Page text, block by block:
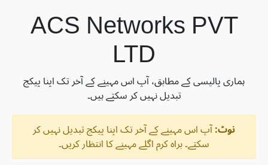
ACS Networks PVT
LTD
ہماری پالیسی کے مطابق، آپ اس مہینے کے آخر تک اپنا پیکج
تبدیل نہیں کر سکتے ہیں۔
نوٹ:آپ اس مہینے کے آخر تک اپنا پیکج تبدیل نہیں کر
سکتے۔ براہ کرم اگلے مہینے کا انتظار کریں۔